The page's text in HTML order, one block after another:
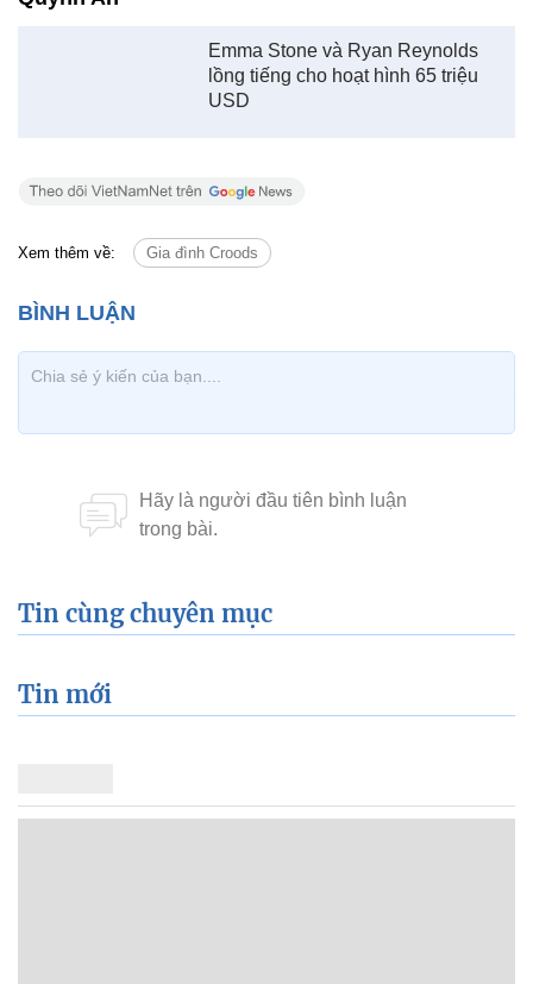
Emma Stone và Ryan Reynolds
lồng tiếng cho hoạt hình 65 triệu
USD
Xem thêm về: Gia đình Croods
Tin cùng chuyên mục
Tin mới